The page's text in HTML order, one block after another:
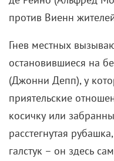
против Виенн
Гнев местных
остановившиеся на
(Джонни Депп), у
приятельские
косичку или
расстегнутая
галстук – он здесь